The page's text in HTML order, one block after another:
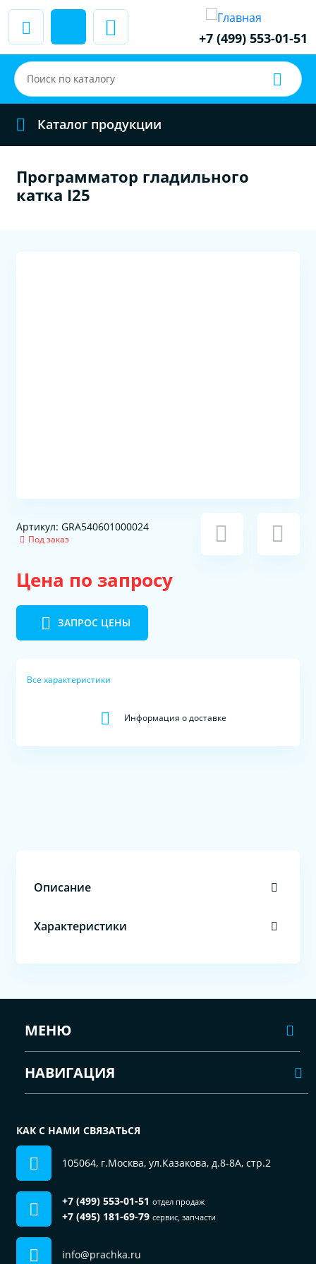
+7 (499) 553-01-51
Каталог продукции
Программатор гладильного
катка I25
Артикул: GRA540601000024
Под заказ
Цена по запросу
ЗАПРОС ЦЕНЫ
Все характеристики
Информация о доставке
Описание
Характеристики
МЕНЮ
НАВИГАЦИЯ
КАК С НАМИ СВЯЗАТЬСЯ
105064, г.Москва, ул.Казакова, д.8-8А, стр.2
+7 (499) 553-01-51 отдел продаж
+7 (495) 181-69-79 сервис, запчасти
info@prachka.ru